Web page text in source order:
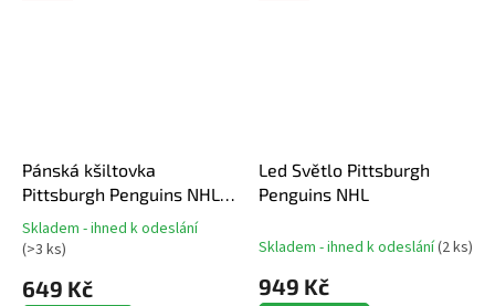
Pánská kšiltovka
Pittsburgh Penguins NHL
Cold Zone ‘47 MVP DP
Průměrné
hodnocení
produktu
Skladem - ihned k odeslání
(>3 ks)
649 Kč
Led Světlo Pittsburgh
Penguins NHL
Skladem - ihned k odeslání(2 ks)
949 Kč